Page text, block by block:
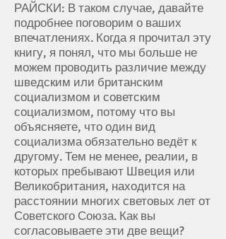
РАЙСКИ: В таком случае, давайте
подробнее поговорим о ваших
впечатлениях. Когда я прочитал эту
книгу, я понял, что мы больше не
можем проводить различие между
шведским или британским
социализмом и советским
социализмом, потому что вы
объясняете, что один вид
социализма обязательно ведёт к
другому. Тем не менее, реалии, в
которых пребывают Швеция или
Великобритания, находится на
расстоянии многих световых лет от
Советского Союза. Как вы
согласовываете эти две вещи?